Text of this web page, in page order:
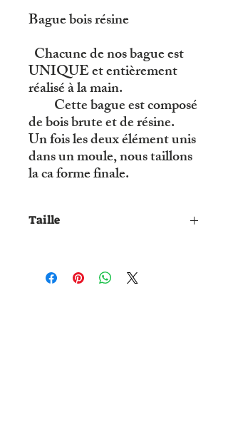
Bague bois résine
Chacune de nos bague est
UNIQUE et entièrement
réalisé à la main.
Cette bague est composé
de bois brute et de résine.
Un fois les deux élément unis
dans un moule, nous taillons
la ca forme finale.
Taille